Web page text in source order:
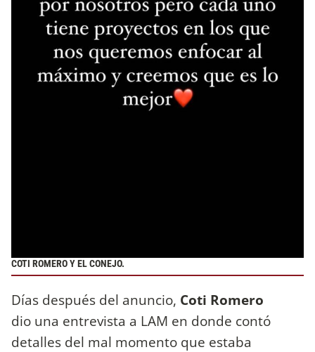
COTI ROMERO Y EL CONEJO.
Días después del anuncio, Coti Romero
dio una entrevista a LAM en donde contó
detalles del mal momento que estaba